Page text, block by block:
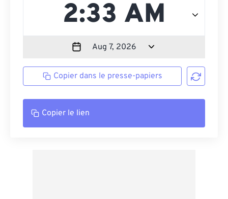
Copier dans le presse-papiers
Copier le lien